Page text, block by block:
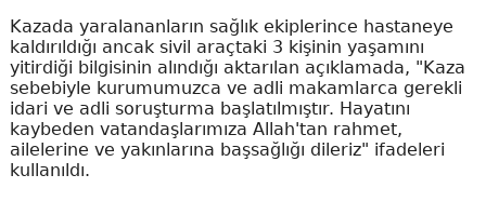
Kazada yaralananların sağlık ekiplerince hastaneye
kaldırıldığı ancak sivil araçtaki 3 kişinin yaşamını
yitirdiği bilgisinin alındığı aktarılan açıklamada, "Kaza
sebebiyle kurumumuzca ve adli makamlarca gerekli
idari ve adli soruşturma başlatılmıştır. Hayatını
kaybeden vatandaşlarımıza Allah'tan rahmet,
ailelerine ve yakınlarına başsağlığı dileriz" ifadeleri
kullanıldı.